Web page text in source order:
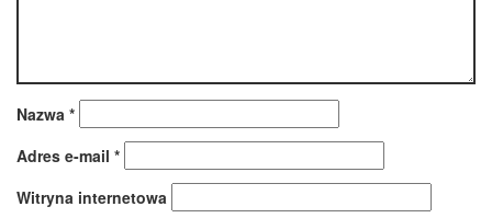
Nazwa *
Adres e-mail *
Witryna internetowa